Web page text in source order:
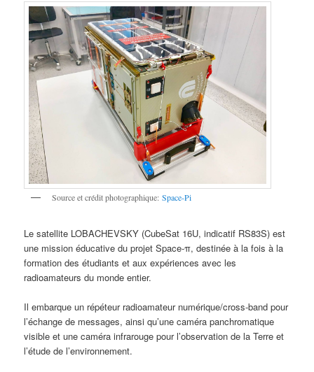
Source et crédit photographique:Space-Pi
Le satellite LOBACHEVSKY (CubeSat 16U, indicatif RS83S) est
une mission éducative du projet Space‑π, destinée à la fois à la
formation des étudiants et aux expériences avec les
radioamateurs du monde entier.​
Il embarque un répéteur radioamateur numérique/cross‑band pour
l’échange de messages, ainsi qu’une caméra panchromatique
visible et une caméra infrarouge pour l’observation de la Terre et
l’étude de l’environnement.​